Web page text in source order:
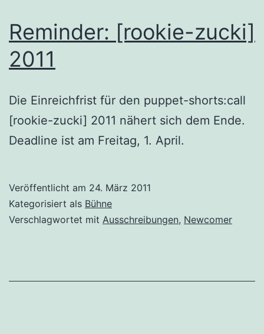
Reminder: [rookie-zucki]
2011
Die Einreichfrist für den puppet-shorts:call
[rookie-zucki] 2011 nähert sich dem Ende.
Deadline ist am Freitag, 1. April.
Veröffentlicht am 24. März 2011
Kategorisiert als Bühne
Verschlagwortet mit Ausschreibungen, Newcomer